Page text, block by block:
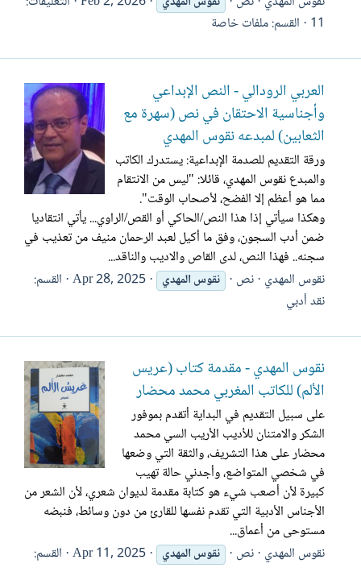
11 القسم:ملفات خاصة
العربي الرودالي - النص الإبداعي
وأجناسية الاحتقان في نص (سهرة مع
الثعابين) لمبدعه نقوس المهدي
ورقة التقديم للصدمة الإبداعية: يستدرك الكاتب
والمبدع نقوس المهدي، قائلا: "ليس من الانتقام
مما هو أعظم إلا الفضح، لأصحاب الوقت".
وهكذا سيأتي إذا هذا النص/الحاكي أو القص/الراوي... يأتي انتقاديا
ضمن أدب السجون، وفق ما أكيل لعبد الرحمان منيف من تعذيب في
سجنه.. فهذا النص، لدى القاص والاديب والناقد...
نقوس المهدي نص نقوسالمهدي Apr 28, 2025 القسم:
نقد أدبي
نقوس المهدي - مقدمة كتاب (عريس
الألم) للكاتب المغربي محمد محضار
على سبيل التقديم في البداية أتقدم بموفور
الشكر والامتنان للأديب الأريب السي محمد
محضار على هذا التشريف، والثقة التي وضعها
في شخصي المتواضع، وأجدني حالة تهيب
كبيرة لأن أصعب شيء هو كتابة مقدمة لديوان شعري، لأن الشعر من
الأجناس الأدبية التي تقدم نفسها للقارئ من دون وسائط، فنبضه
مستوحى من أعماق...
نقوس المهدي نص نقوسالمهدي Apr 11, 2025 القسم: